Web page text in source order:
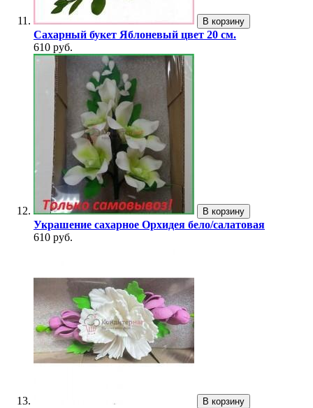
В корзину
Сахарный букет Яблоневый цвет 20 см.
610 руб.
В корзину
Украшение сахарное Орхидея бело/салатовая
610 руб.
В корзину